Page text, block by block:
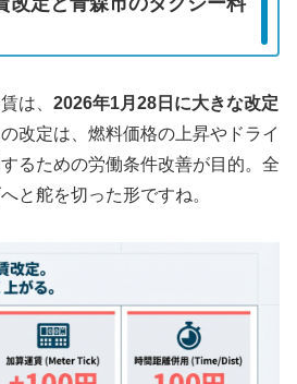
は、 2026年1月28日に大きな改定
改定は、燃料価格の上昇やドライ
るための労働条件改善が目的。全
と舵を切った形ですね。